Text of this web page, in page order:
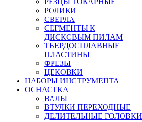
РЕЗЦЫ ТОКАРНЫЕ
РОЛИКИ
СВЕРЛА
СЕГМЕНТЫ К
ДИСКОВЫМ ПИЛАМ
ТВЕРДОСПЛАВНЫЕ
ПЛАСТИНЫ
ФРЕЗЫ
ЦЕКОВКИ
НАБОРЫ ИНСТРУМЕНТА
ОСНАСТКА
ВАЛЫ
ВТУЛКИ ПЕРЕХОДНЫЕ
ДЕЛИТЕЛЬНЫЕ ГОЛОВКИ